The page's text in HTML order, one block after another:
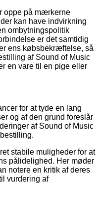
oppe på mærkerne
kan have indvirkning
ombytningspolitik
er det samtidig
ens købsbekræftelse, så
af Sound of Music
en vare til en pige eller
for at tyde en lang
og af den grund foreslår
af Sound of Music
stabile muligheder for at
pålidelighed. Her møder
notere en kritik af deres
vurdering af